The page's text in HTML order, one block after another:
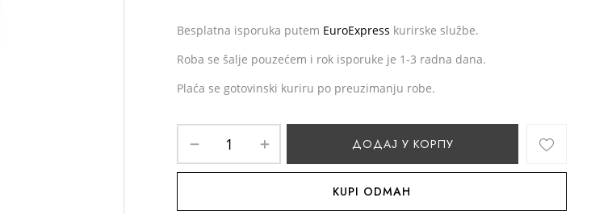
Besplatna isporuka putem EuroExpress kurirske službe.
Roba se šalje pouzećem i rok isporuke je 1-3 radna dana.
Plaća se gotovinski kuriru po preuzimanju robe.
ДОДАЈ У КОРПУ
KUPI ODMAH